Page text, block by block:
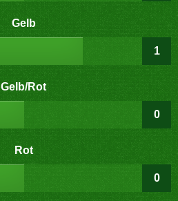
Gelb
1
Gelb/Rot
0
Rot
0